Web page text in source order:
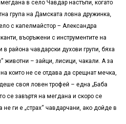
в село Чавдар настъпи, когато
група на Дамската ловна дружинка,
с капелмайстор – Александра
въоръжени с инструментите на
в района чавдарски духови групи, бяха
животни – зайци, лисици, чакали. А за
които не се отдава да срещнат мечка,
своя ловен трофей – една „Баба
се завъртя на мегдана и скоро се
ги е „страх“ чавдарчани, ако дойде в